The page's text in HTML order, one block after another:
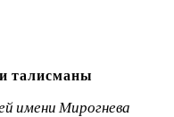
талисманы
имени Мирогнева